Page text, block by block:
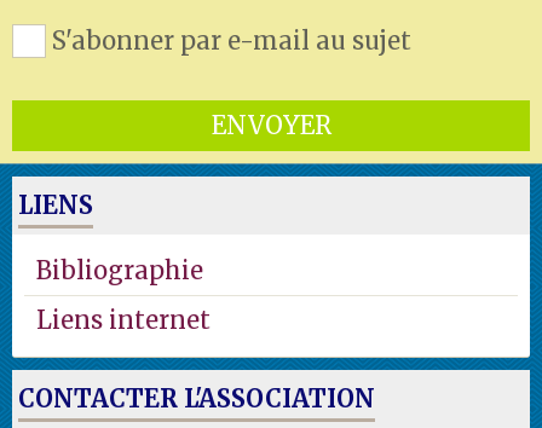
S'abonner par e-mail au sujet
ENVOYER
LIENS
Bibliographie
Liens internet
CONTACTER L'ASSOCIATION